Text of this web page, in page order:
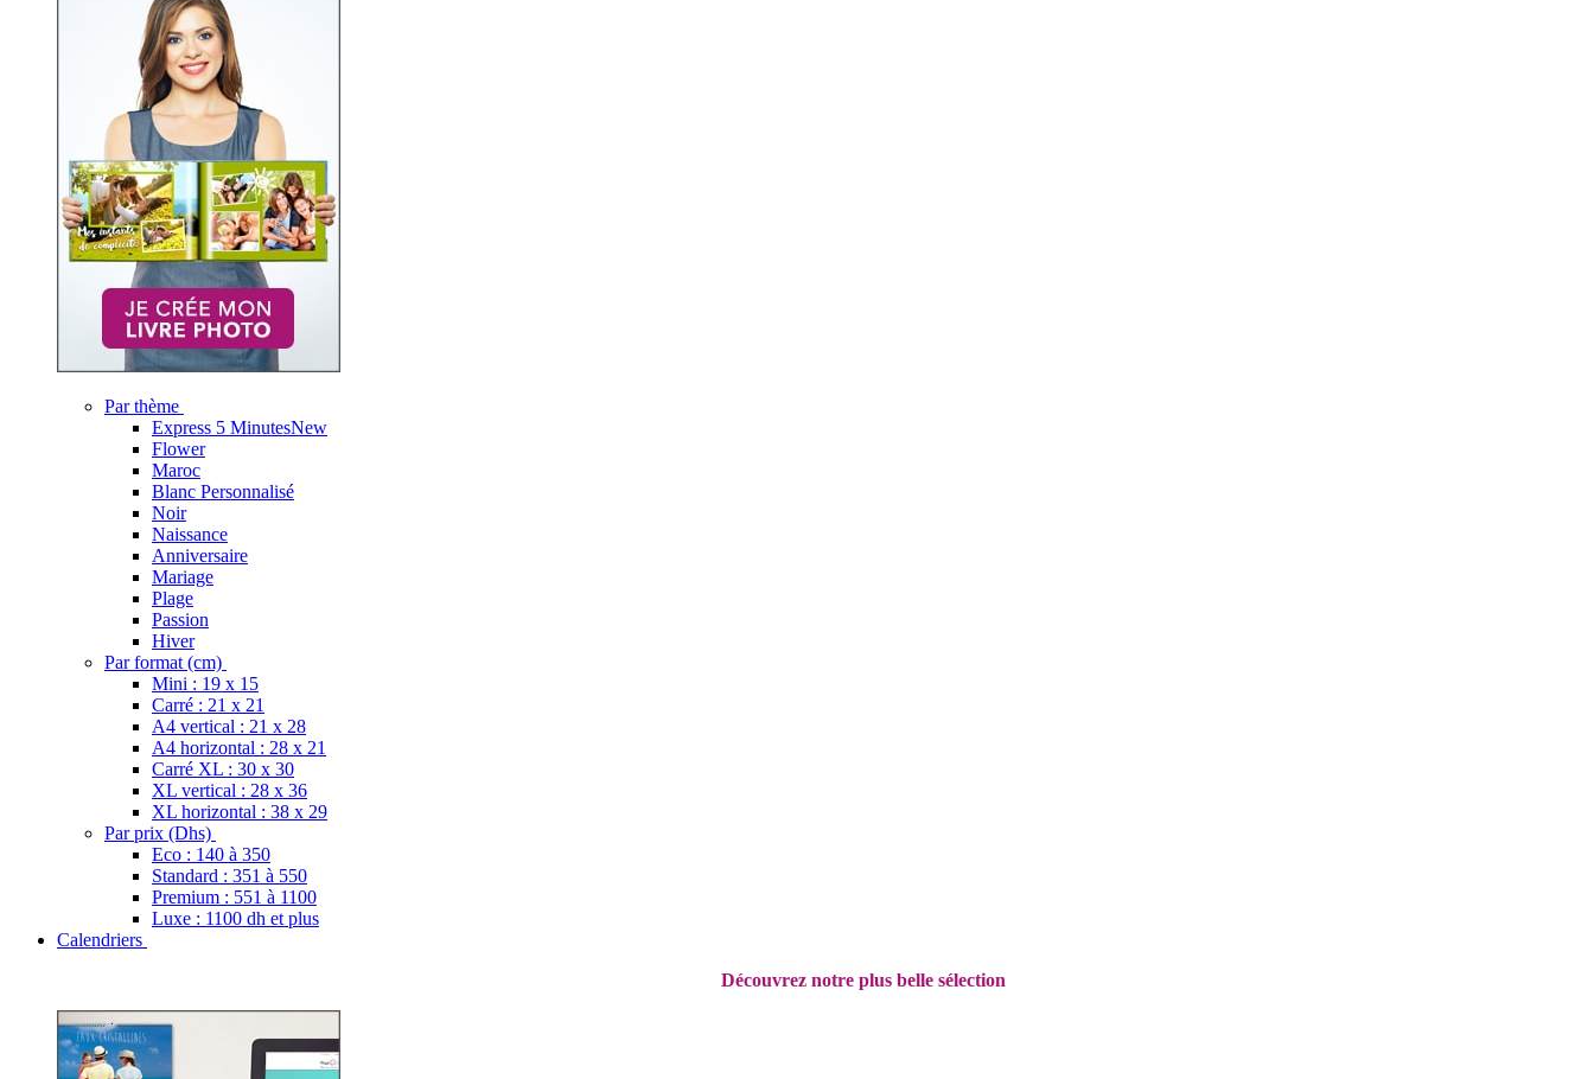
Par thème
Express 5 MinutesNew
Flower
Maroc
Blanc Personnalisé
Noir
Naissance
Anniversaire
Mariage
Plage
Passion
Hiver
Par format (cm)
Mini : 19 x 15
Carré : 21 x 21
A4 vertical : 21 x 28
A4 horizontal : 28 x 21
Carré XL : 30 x 30
XL vertical : 28 x 36
XL horizontal : 38 x 29
Par prix (Dhs)
Eco : 140 à 350
Standard : 351 à 550
Premium : 551 à 1100
Luxe : 1100 dh et plus
Calendriers
Découvrez notre plus belle sélection